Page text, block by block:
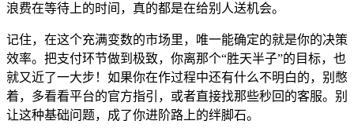
浪费在等待上的时间，真的都是在给别人送机会。
记住，在这个充满变数的市场里，唯一能确定的就是你的决策
效率。把支付环节做到极致，你离那个“胜天半子”的目标，也
就又近了一大步！如果你在作过程中还有什么不明白的，别憋
着，多看看平台的官方指引，或者直接找那些秒回的客服。别
让这种基础问题，成了你进阶路上的绊脚石。